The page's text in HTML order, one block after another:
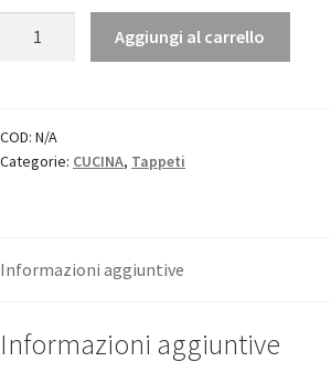
quantità
Aggiungi al carrello
COD: N/A
Categorie: CUCINA, Tappeti
Informazioni aggiuntive
Informazioni aggiuntive